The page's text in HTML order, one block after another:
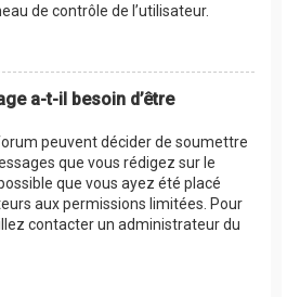
de contrôle de l’utilisateur.
a-t-il besoin d’être
peuvent décider de soumettre
que vous rédigez sur le
que vous ayez été placé
aux permissions limitées. Pour
contacter un administrateur du